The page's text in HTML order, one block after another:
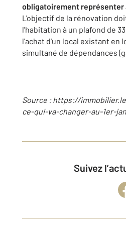
obligatoirement représenter
L'objectif de la rénovation
l'habitation à un plafond de
l'achat d'un local existant en
simultané de dépendances
Source : https://
ce-qui-va-changer-au-1er-
Suivez